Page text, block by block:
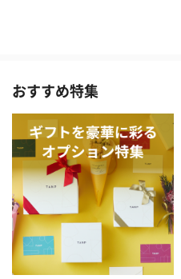
おすすめ特集